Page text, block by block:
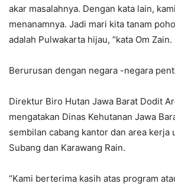
akar masalahnya. Dengan kata lain,
menanamnya. Jadi mari kita tanam
adalah Pulwakarta hijau, “kata Om Zain.
Berurusan dengan negara -negara
Direktur Biro Hutan Jawa Barat Dodit
mengatakan Dinas Kehutanan Jawa
sembilan cabang kantor dan area kerja
Subang dan Karawang Rain.
“Kami berterima kasih atas program